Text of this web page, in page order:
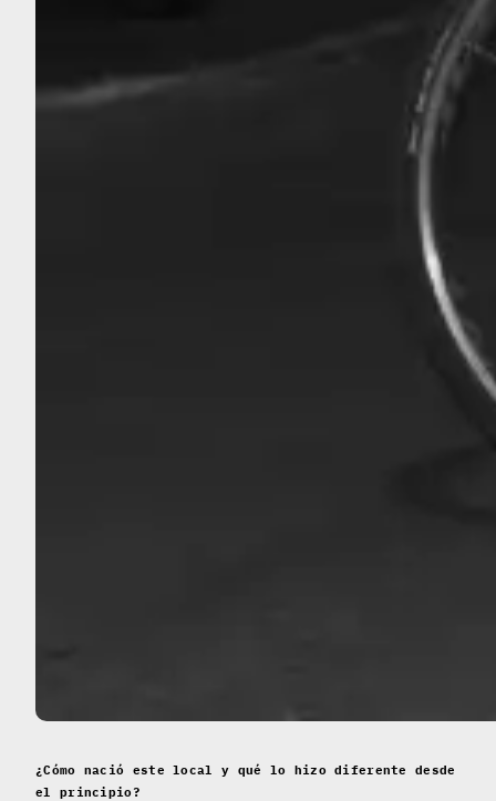
¿Cómo nació este local y qué lo hizo diferente desde
el principio?